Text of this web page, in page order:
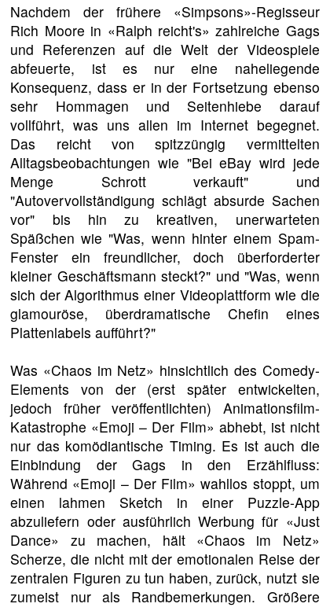
Nachdem der frühere «Simpsons»-Regisseur
Rich Moore in «Ralph reicht's» zahlreiche Gags
und Referenzen auf die Welt der Videospiele
abfeuerte, ist es nur eine naheliegende
Konsequenz, dass er in der Fortsetzung ebenso
sehr Hommagen und Seitenhiebe darauf
vollführt, was uns allen im Internet begegnet.
Das reicht von spitzzüngig vermittelten
Alltagsbeobachtungen wie "Bei eBay wird jede
Menge Schrott verkauft" und
"Autovervollständigung schlägt absurde Sachen
vor" bis hin zu kreativen, unerwarteten
Späßchen wie "Was, wenn hinter einem Spam-
Fenster ein freundlicher, doch überforderter
kleiner Geschäftsmann steckt?" und "Was, wenn
sich der Algorithmus einer Videoplattform wie die
glamouröse, überdramatische Chefin eines
Plattenlabels aufführt?"
Was «Chaos im Netz» hinsichtlich des Comedy-
Elements von der (erst später entwickelten,
jedoch früher veröffentlichten) Animationsfilm-
Katastrophe «Emoji – Der Film» abhebt, ist nicht
nur das komödiantische Timing. Es ist auch die
Einbindung der Gags in den Erzählfluss:
Während «Emoji – Der Film» wahllos stoppt, um
einen lahmen Sketch in einer Puzzle-App
abzuliefern oder ausführlich Werbung für «Just
Dance» zu machen, hält «Chaos im Netz»
Scherze, die nicht mit der emotionalen Reise der
zentralen Figuren zu tun haben, zurück, nutzt sie
zumeist nur als Randbemerkungen. Größere